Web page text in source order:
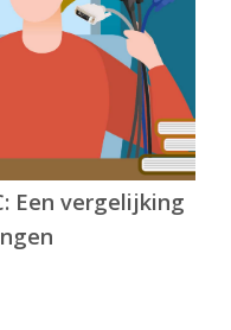
Een vergelijking